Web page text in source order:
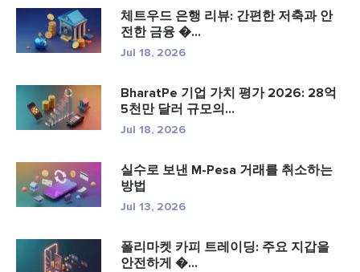
체트우드 은행 리뷰: 간편한 저축과 안
전한 금융 �...
Jul 18, 2026
BharatPe 기업 가치 평가 2026: 28억
5천만 달러 규모의...
Jul 18, 2026
실수로 보낸 M-Pesa 거래를 취소하는
방법
Jul 13, 2026
폴리마켓 카피 트레이딩: 주요 지갑을
안전하게 �...